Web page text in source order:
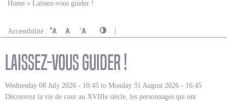
You are here
Home » Laissez-vous guider !
Accessibilité : -A
A
+A |
Laissez-vous guider !
Wednesday 08 July 2026 - 10:45 to Monday 31 August 2026 - 16:45
Découvrez la vie de cour au XVIIIe siècle, les personnages qui ont